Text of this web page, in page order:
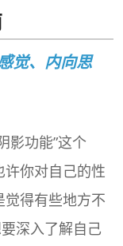
觉、内向思
影功能”这个
你对自己的性
得有些地方不
深入了解自己